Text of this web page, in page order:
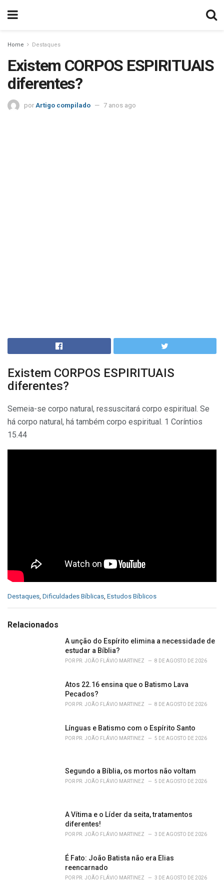
Home Destaques
Existem CORPOS ESPIRITUAIS
diferentes?
por Artigo compilado 7 anos ago
Existem CORPOS ESPIRITUAIS
diferentes?
Semeia-se corpo natural, ressuscitará corpo espiritual. Se
há corpo natural, há também corpo espiritual. 1 Coríntios
15.44
C
e
Destaques, Dificuldades Bíblicas, Estudos Bíblicos
Relacionados
A unção do Espírito elimina a necessidade de
estudar a Bíblia?
POR PR. JOÃO FLÁVIO MARTINEZ 8 DE AGOSTO DE 2026
Atos 22.16 ensina que o Batismo Lava
Pecados?
POR PR. JOÃO FLÁVIO MARTINEZ 8 DE AGOSTO DE 2026
Línguas e Batismo com o Espírito Santo
POR PR. JOÃO FLÁVIO MARTINEZ 5 DE AGOSTO DE 2026
Segundo a Bíblia, os mortos não voltam
POR PR. JOÃO FLÁVIO MARTINEZ 5 DE AGOSTO DE 2026
A Vítima e o Líder da seita, tratamentos
diferentes!
POR PR. JOÃO FLÁVIO MARTINEZ 3 DE AGOSTO DE 2026
É Fato: João Batista não era Elias
reencarnado
POR PR. JOÃO FLÁVIO MARTINEZ 3 DE AGOSTO DE 2026